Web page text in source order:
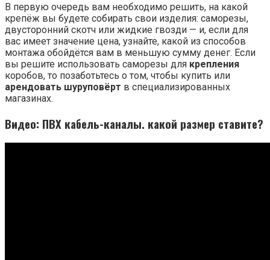
В первую очередь вам необходимо решить, на какой
крепёж вы будете собирать свои изделия: саморезы,
двусторонний скотч или жидкие гвозди — и, если для
вас имеет значение цена, узнайте, какой из способов
монтажа обойдётся вам в меньшую сумму денег. Если
вы решите использовать саморезы для крепления
коробов, то позаботьтесь о том, чтобы купить или
арендовать шуруповёрт в специализированных
магазинах.
Видео: ПВХ кабель-каналы. какой размер ставите?